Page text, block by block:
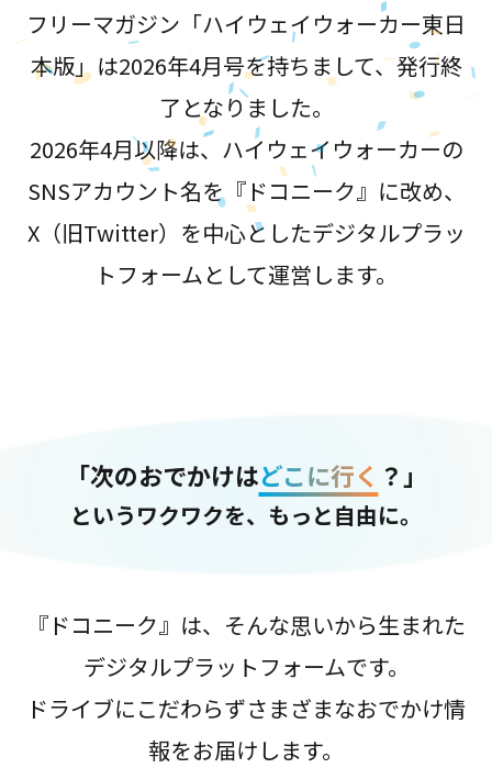
フリーマガジン「ハイウェイウォーカー東日
本版」は2026年4月号を持ちまして、発行終
了となりました。
2026年4月以降は、ハイウェイウォーカーの
SNSアカウント名を『ドコニーク』に改め、
X（旧Twitter）を中心としたデジタルプラッ
トフォームとして運営します。
「次のおでかけはどこに行く ？」
というワクワクを、もっと自由に。
『ドコニーク』は、そんな思いから生まれた
デジタルプラットフォームです。
ドライブにこだわらずさまざまなおでかけ情
報をお届けします。